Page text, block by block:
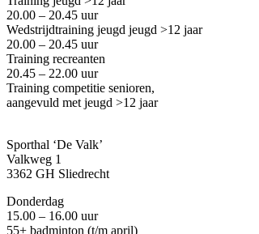
20.00 – 20.45 uur
Wedstrijdtraining jeugd jeugd >12 jaar
20.00 – 20.45 uur
Training recreanten
20.45 – 22.00 uur
Training competitie senioren,
aangevuld met jeugd >12 jaar
Sporthal ‘De Valk’
Valkweg 1
3362 GH Sliedrecht
Donderdag
15.00 – 16.00 uur
55+ badminton (t/m april)